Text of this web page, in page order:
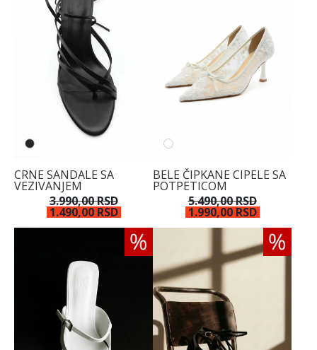
CRNE SANDALE SA
VEZIVANJEM
3.990,00 RSD
1.490,00 RSD
BELE ČIPKANE CIPELE SA
POTPETICOM
5.490,00 RSD
1.990,00 RSD